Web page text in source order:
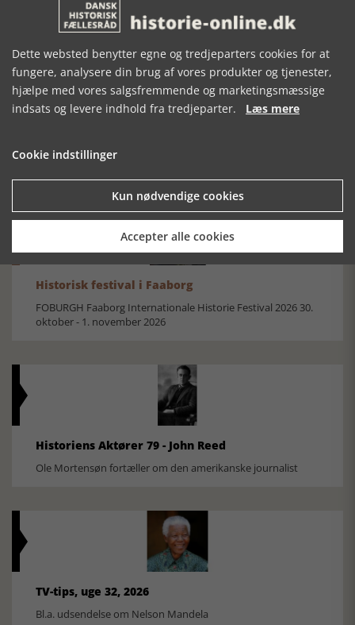
Mosefolket
Silkeborg Hovedgården
Historisk festival i Faaborg
FOBURGH Faaborg Internationale Historie Festival 2026 30.
oktober - 1. november 2026
Historiens Aktører 79 - John Reed
Ole Mortensøn fortæller om den amerikanske journalist
TV-tips, uge 32, 2026
Bl.a. udsendelse om Nelson Mandela
Dette websted benytter egne og tredjeparters cookies for at
fungere, analysere din brug af vores produkter og tjenester,
hjælpe med vores salgsfremmende og marketingsmæssige
indsats og levere indhold fra tredjeparter. Læs mere
Cookie indstillinger
Kun nødvendige cookies
Accepter alle cookies